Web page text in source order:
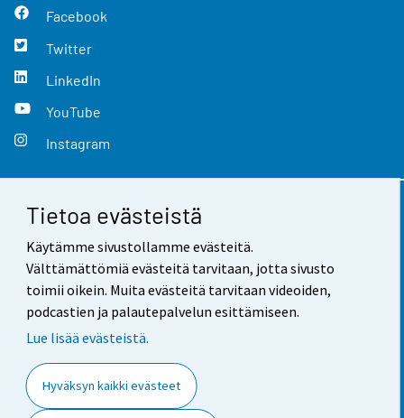
Tietoa evästeistä
Käytämme sivustollamme evästeitä.
Välttämättömiä evästeitä tarvitaan, jotta sivusto
toimii oikein. Muita evästeitä tarvitaan videoiden,
podcastien ja palautepalvelun esittämiseen.
Lue lisää evästeistä.
Hyväksyn kaikki evästeet
Facebook
Twitter
LinkedIn
YouTube
Instagram
Yhteystiedot
Palaute
Käyttöehdot
Saavutettavuus
Tietoa sivustosta